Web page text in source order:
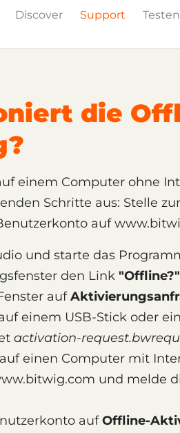
Discover Support Testen
die
einem Computer ohne
Schritte aus: Stelle
auf
und starte das
den Link "Offline?"
auf
einem USB-Stick oder
activation-
einen Computer mit
und melde
aufOffline-